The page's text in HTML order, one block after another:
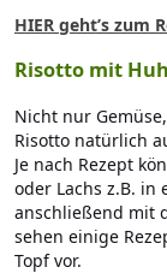
HIER geht’s zum
Risotto mit
Nicht nur
Risotto natürlich
Je nach Rezept
oder Lachs z.B. in
anschließend mit
sehen einige
Topf vor.